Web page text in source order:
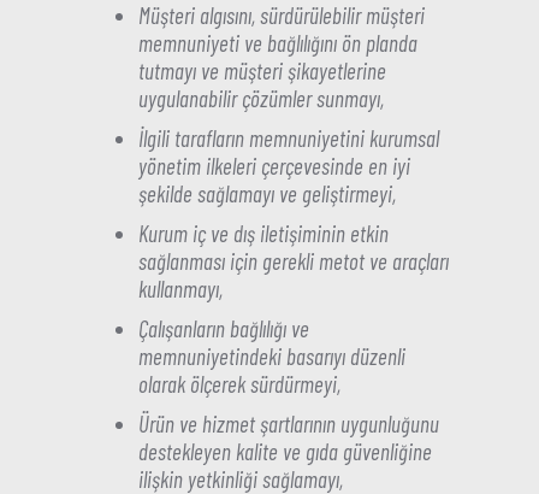
Müşteri algısını, sürdürülebilir müşteri
memnuniyeti ve bağlılığını ön planda
tutmayı ve müşteri şikayetlerine
uygulanabilir çözümler sunmayı,
İlgili tarafların memnuniyetini kurumsal
yönetim ilkeleri çerçevesinde en iyi
şekilde sağlamayı ve geliştirmeyi,
Kurum iç ve dış iletişiminin etkin
sağlanması için gerekli metot ve araçları
kullanmayı,
Çalışanların bağlılığı ve
memnuniyetindeki basarıyı düzenli
olarak ölçerek sürdürmeyi,
Ürün ve hizmet şartlarının uygunluğunu
destekleyen kalite ve gıda güvenliğine
ilişkin yetkinliği sağlamayı,